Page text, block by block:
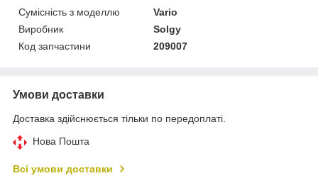
Сумісність з моделлю
Vario
Виробник
Solgy
Код запчастини
209007
Умови доставки
Доставка здійснюється тільки по передоплаті.
Нова Пошта
Всі умови доставки